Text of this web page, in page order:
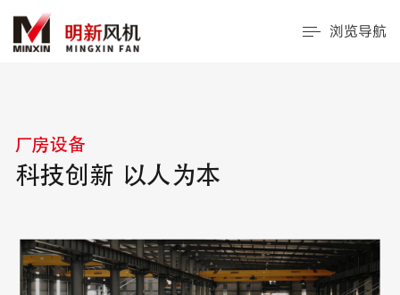
浏览导航
厂房设备
科技创新 以人为本